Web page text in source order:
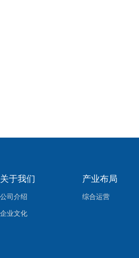
关于我们
公司介绍
企业文化
产业布局
综合运营